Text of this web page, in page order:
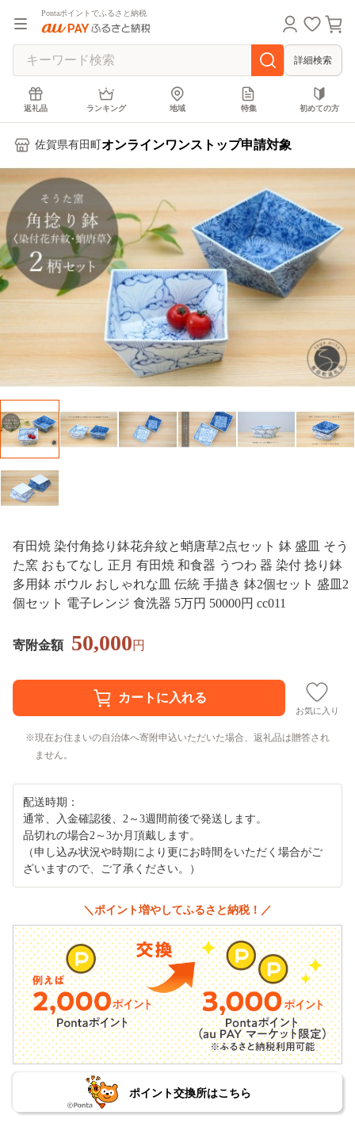
Pontaポイントでふるさと納税
詳細検索
返礼品 ランキング 地域 特集 初めての方
佐賀県有田町 オンラインワンストップ申請対象
有田焼 染付角捻り鉢花弁紋と蛸唐草2点セット 鉢 盛皿 そう
た窯 おもてなし 正月 有田焼 和食器 うつわ 器 染付 捻り鉢
多用鉢 ボウル おしゃれな皿 伝統 手描き 鉢2個セット 盛皿2
個セット 電子レンジ 食洗器 5万円 50000円 cc011
寄附金額 50,000円
お気に入り
現在お住まいの自治体へ寄附申込いただいた場合、返礼品は贈答され
ません。
配送時期：
通常、入金確認後、2～3週間前後で発送します。
品切れの場合2～3か月頂戴します。
（申し込み状況や時期により更にお時間をいただく場合がご
ざいますので、ご了承ください。）
＼ポイント増やしてふるさと納税！／
ポイント交換所はこちら